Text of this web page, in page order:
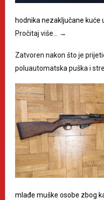
hodnika nezaključane
Pročitaj više… →
Zatvoren nakon što je
poluautomatska puška i
mlađe muške osobe zbog